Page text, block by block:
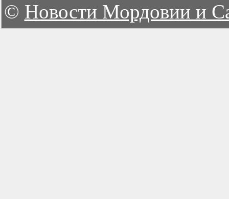
© Новости Мордовии и